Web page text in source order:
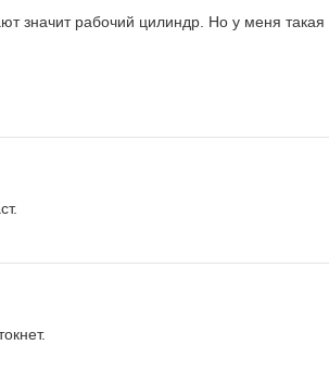
значит рабочий цилиндр. Но у меня такая